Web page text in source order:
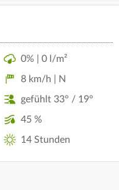
0% | 0 l/m²
8 km/h | N
gefühlt 33° / 19°
45 %
14 Stunden